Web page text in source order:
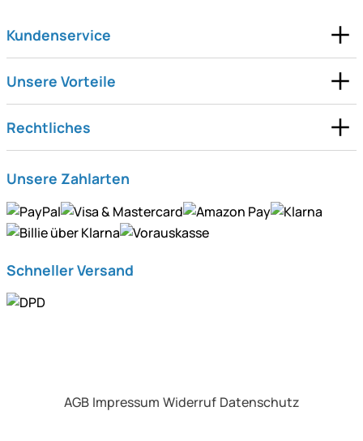
Kundenservice
Unsere Vorteile
Rechtliches
Unsere Zahlarten
Schneller Versand
AGB Impressum Widerruf Datenschutz